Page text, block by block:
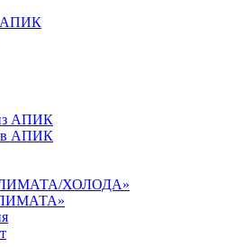
АПИК
АПИК
АПИК
ХОЛОДА»